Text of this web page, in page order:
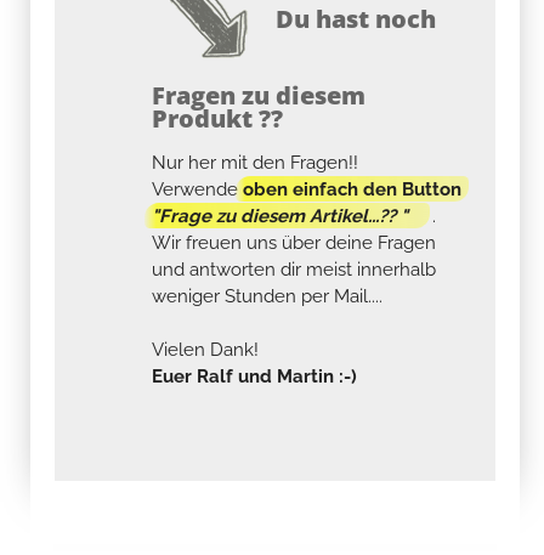
Du hast noch
Fragen zu diesem
Produkt ??
Nur her mit den Fragen!!
Verwendeoben einfach den Button
"Frage zu diesem Artikel...?? "
.
Wir freuen uns über deine Fragen
und antworten dir meist innerhalb
weniger Stunden per Mail....
Vielen Dank!
Euer Ralf und Martin :-)